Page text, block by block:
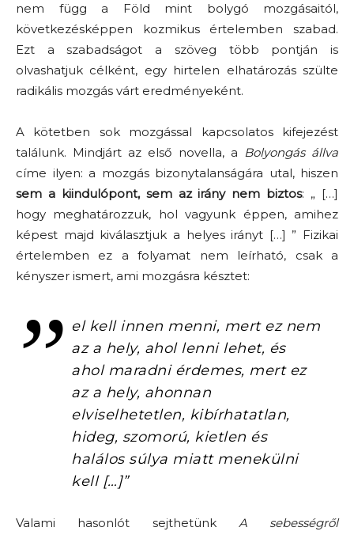
nem függ a Föld mint bolygó mozgásaitól,
következésképpen kozmikus értelemben szabad.
Ezt a szabadságot a szöveg több pontján is
olvashatjuk célként, egy hirtelen elhatározás szülte
radikális mozgás várt eredményeként.
A kötetben sok mozgással kapcsolatos kifejezést
találunk. Mindjárt az első novella, a Bolyongás állva
címe ilyen: a mozgás bizonytalanságára utal, hiszen
sem a kiindulópont, sem az irány nem biztos: „ […]
hogy meghatározzuk, hol vagyunk éppen, amihez
képest majd kiválasztjuk a helyes irányt […] ” Fizikai
értelemben ez a folyamat nem leírható, csak a
kényszer ismert, ami mozgásra késztet:
el kell innen menni, mert ez nem
az a hely, ahol lenni lehet, és
ahol maradni érdemes, mert ez
az a hely, ahonnan
elviselhetetlen, kibírhatatlan,
hideg, szomorú, kietlen és
halálos súlya miatt menekülni
kell […]”
Valami hasonlót sejthetünk A sebességről